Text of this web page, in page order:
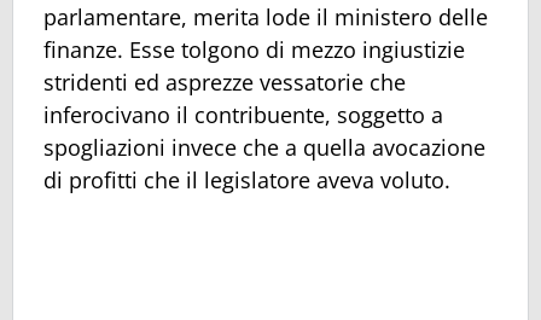
parlamentare, merita lode il ministero delle
finanze. Esse tolgono di mezzo ingiustizie
stridenti ed asprezze vessatorie che
inferocivano il contribuente, soggetto a
spogliazioni invece che a quella avocazione
di profitti che il legislatore aveva voluto.